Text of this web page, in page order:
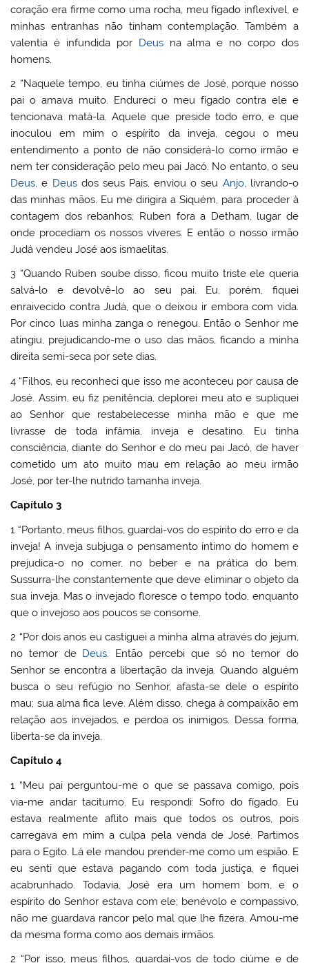
coração era firme como uma rocha, meu fígado inflexível, e
minhas entranhas não tinham contemplação. Também a
valentia é infundida por Deusna alma e no corpo dos
homens.
2 “Naquele tempo, eu tinha ciúmes de José, porque nosso
pai o amava muito. Endureci o meu fígado contra ele e
tencionava matá-la. Aquele que preside todo erro, e que
inoculou em mim o espírito da inveja, cegou o meu
entendimento a ponto de não considerá-lo como irmão e
nem ter consideração pelo meu pai Jacó. No entanto, o seu
Deus, e Deusdos seus Pais, enviou o seu Anjo, livrando-o
das minhas mãos. Eu me dirigira a Siquém, para proceder à
contagem dos rebanhos; Ruben fora a Detham, lugar de
onde procediam os nossos víveres. E então o nosso irmão
Judá vendeu José aos ismaelitas.
3 “Quando Ruben soube disso, ficou muito triste ele queria
salvá-lo e devolvê-lo ao seu pai. Eu, porém, fiquei
enraivecido contra Judá, que o deixou ir embora com vida.
Por cinco luas minha zanga o renegou. Então o Senhor me
atingiu, prejudicando-me o uso das mãos, ficando a minha
direita semi-seca por sete dias.
4 “Filhos, eu reconheci que isso me aconteceu por causa de
José. Assim, eu fiz penitência, deplorei meu ato e supliquei
ao Senhor que restabelecesse minha mão e que me
livrasse de toda infâmia, inveja e desatino. Eu tinha
consciência, diante do Senhor e do meu pai Jacó, de haver
cometido um ato muito mau em relação ao meu irmão
José, por ter-lhe nutrido tamanha inveja.
Capítulo 3
1 “Portanto, meus filhos, guardai-vos do espírito do erro e da
inveja! A inveja subjuga o pensamento íntimo do homem e
prejudica-o no comer, no beber e na prática do bem.
Sussurra-lhe constantemente que deve eliminar o objeto da
sua inveja. Mas o invejado floresce o tempo todo, enquanto
que o invejoso aos poucos se consome.
2 “Por dois anos eu castiguei a minha alma através do jejum,
no temor de Deus. Então percebi que só no temor do
Senhor se encontra a libertação da inveja. Quando alguém
busca o seu refúgio no Senhor, afasta-se dele o espírito
mau; sua alma fica leve. Além disso, chega à compaixão em
relação aos invejados, e perdoa os inimigos. Dessa forma,
liberta-se da inveja.
Capítulo 4
1 “Meu pai perguntou-me o que se passava comigo, pois
via-me andar taciturno. Eu respondi: Sofro do fígado. Eu
estava realmente aflito mais que todos os outros, pois
carregava em mim a culpa pela venda de José. Partimos
para o Egito. Lá ele mandou prender-me como um espião. E
eu senti que estava pagando com toda justiça, e fiquei
acabrunhado. Todavia, José era um homem bom, e o
espírito do Senhor estava com ele; benévolo e compassivo,
não me guardava rancor pelo mal que lhe fizera. Amou-me
da mesma forma como aos demais irmãos.
2 “Por isso, meus filhos, guardai-vos de todo ciúme e de